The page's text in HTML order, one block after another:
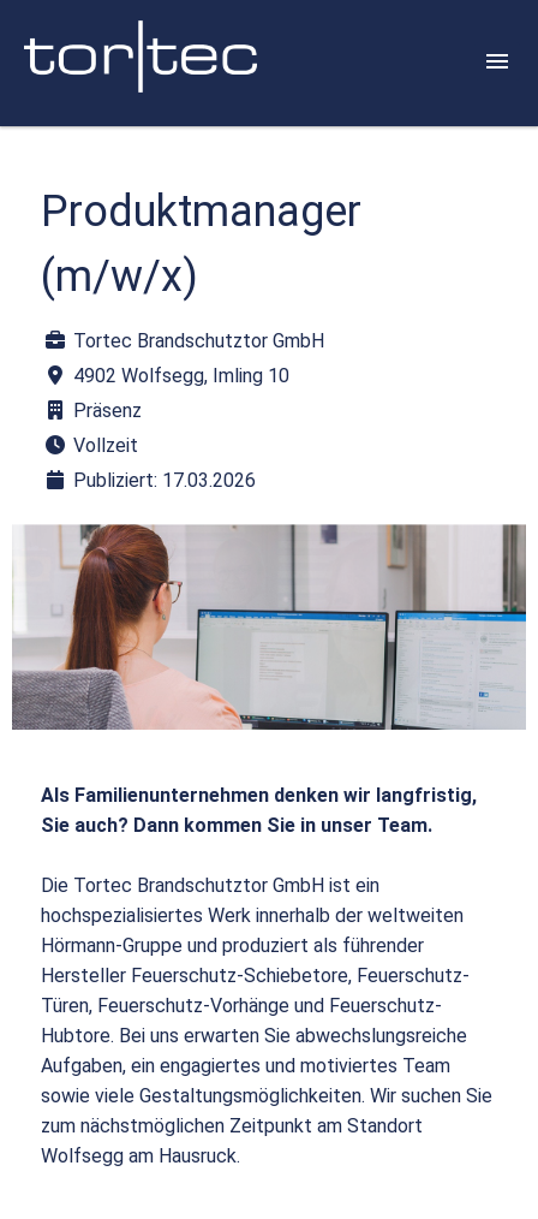
Produktmanager
(m/w/x)
Tortec Brandschutztor GmbH
4902 Wolfsegg, Imling 10
Präsenz
Vollzeit
Publiziert: 17.03.2026
Als Familienunternehmen denken wir langfristig,
Sie auch? Dann kommen Sie in unser Team.
Die Tortec Brandschutztor GmbH ist ein
hochspezialisiertes Werk innerhalb der weltweiten
Hörmann-Gruppe und produziert als führender
Hersteller Feuerschutz-Schiebetore, Feuerschutz-
Türen, Feuerschutz-Vorhänge und Feuerschutz-
Hubtore. Bei uns erwarten Sie abwechslungsreiche
Aufgaben, ein engagiertes und motiviertes Team
sowie viele Gestaltungsmöglichkeiten. Wir suchen Sie
zum nächstmöglichen Zeitpunkt am Standort
Wolfsegg am Hausruck.